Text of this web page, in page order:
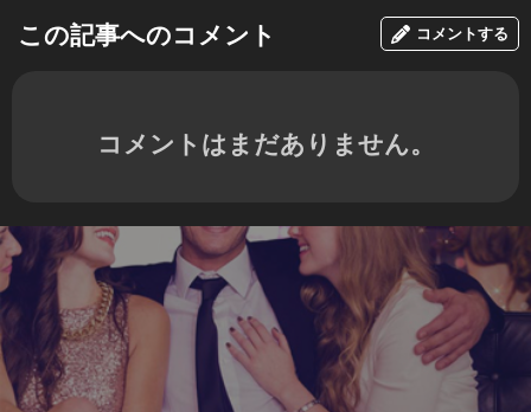
この記事へのコメント コメントする
コメントはまだありません。